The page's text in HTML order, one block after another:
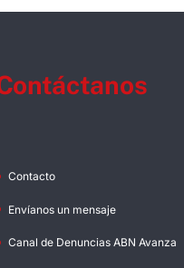
Contacto
Envíanos un mensaje
Canal de Denuncias ABN Avanza